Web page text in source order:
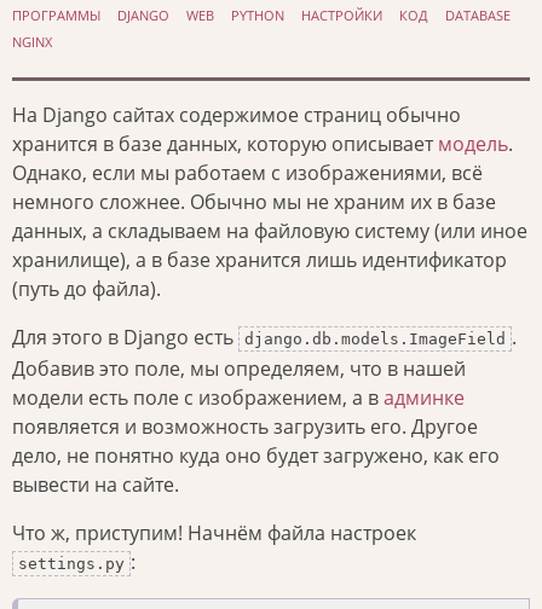
ПРОГРАММЫ DJANGO WEB PYTHON НАСТРОЙКИ КОД
DATABASE
NGINX
На Django сайтах содержимое страниц обычно
хранится в базе данных, которую описываетмодель.
Однако, если мы работаем с изображениями, всё
немного сложнее. Обычно мы не храним их в базе
данных, а складываем на файловую систему (или иное
хранилище), а в базе хранится лишь идентификатор
(путь до файла).
Для этого в Django есть django.db.models.ImageField .
Добавив это поле, мы определяем, что в нашей
модели есть поле с изображением, а вадминке
появляется и возможность загрузить его. Другое
дело, не понятно куда оно будет загружено, как его
вывести на сайте.
Что ж, приступим! Начнём файла настроек
settings.py :